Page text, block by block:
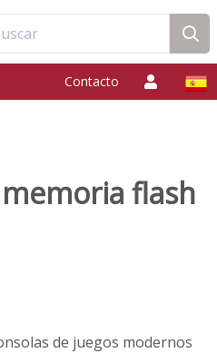
Contacto
flash
de juegos modernos